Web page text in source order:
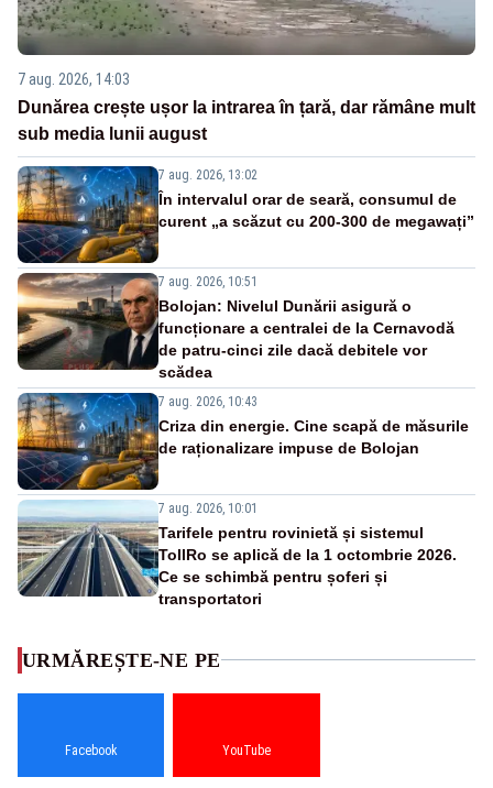
7 aug. 2026, 14:03
Dunărea crește ușor la intrarea în țară, dar rămâne mult
sub media lunii august
7 aug. 2026, 13:02
În intervalul orar de seară, consumul de
curent „a scăzut cu 200-300 de megawați”
7 aug. 2026, 10:51
Bolojan: Nivelul Dunării asigură o
funcționare a centralei de la Cernavodă
de patru-cinci zile dacă debitele vor
scădea
7 aug. 2026, 10:43
Criza din energie. Cine scapă de măsurile
de raționalizare impuse de Bolojan
7 aug. 2026, 10:01
Tarifele pentru rovinietă și sistemul
TollRo se aplică de la 1 octombrie 2026.
Ce se schimbă pentru șoferi și
transportatori
URMĂREȘTE-NE PE
Facebook YouTube